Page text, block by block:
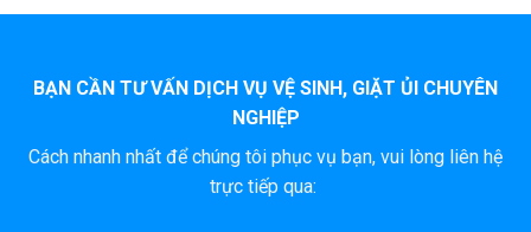
BẠN CẦN TƯ VẤN DỊCH VỤ VỆ SINH, GIẶT ỦI CHUYÊN
NGHIỆP
Cách nhanh nhất để chúng tôi phục vụ bạn, vui lòng liên hệ
trực tiếp qua: